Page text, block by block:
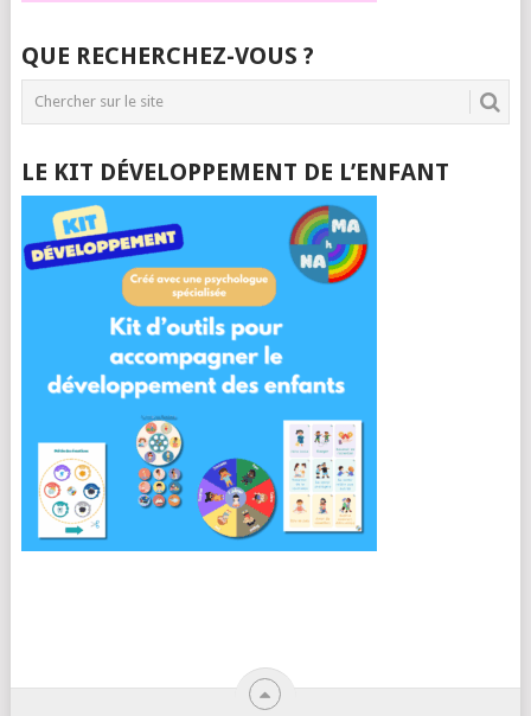
QUE RECHERCHEZ-VOUS ?
LE KIT DÉVELOPPEMENT DE L’ENFANT